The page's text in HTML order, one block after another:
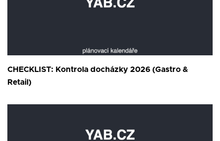
CHECKLIST: Kontrola docházky 2026 (Gastro &
Retail)